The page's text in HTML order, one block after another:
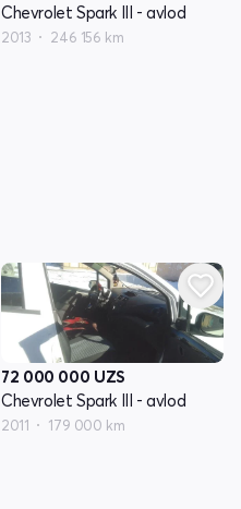
Chevrolet Spark III - avlod
2013 246 156 km
72 000 000 UZS
Chevrolet Spark III - avlod
2011 179 000 km